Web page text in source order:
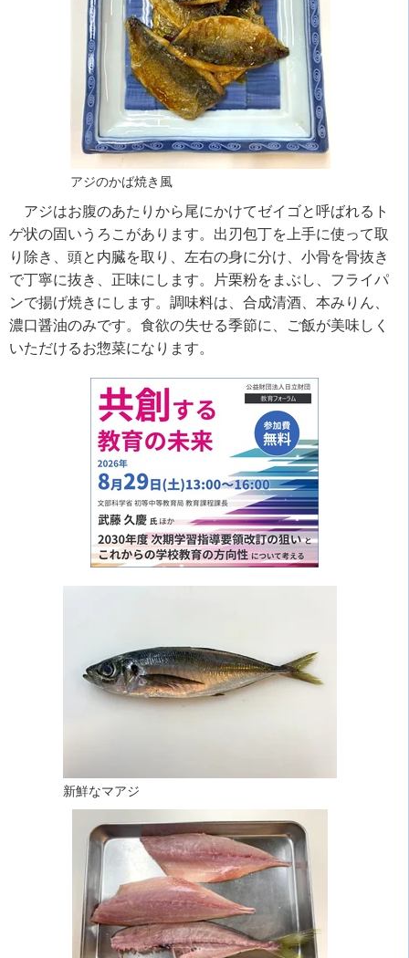
アジのかば焼き風
アジはお腹のあたりから尾にかけてゼイゴと呼ばれるト
ゲ状の固いうろこがあります。出刃包丁を上手に使って取
り除き、頭と内臓を取り、左右の身に分け、小骨を骨抜き
で丁寧に抜き、正味にします。片栗粉をまぶし、フライパ
ンで揚げ焼きにします。調味料は、合成清酒、本みりん、
濃口醤油のみです。食欲の失せる季節に、ご飯が美味しく
いただけるお惣菜になります。
新鮮なマアジ